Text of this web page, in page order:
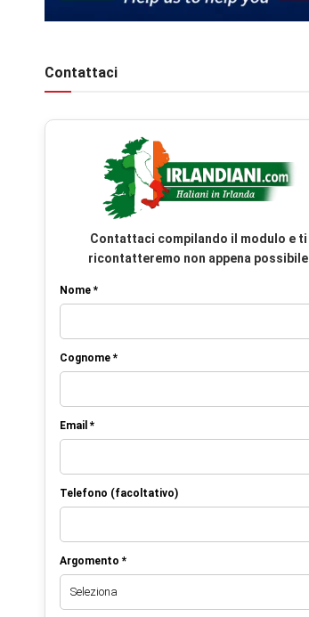
Contattaci
Contattaci compilando il modulo e ti
ricontatteremo non appena possibile
Nome *
Cognome *
Email *
Telefono (facoltativo)
Argomento *